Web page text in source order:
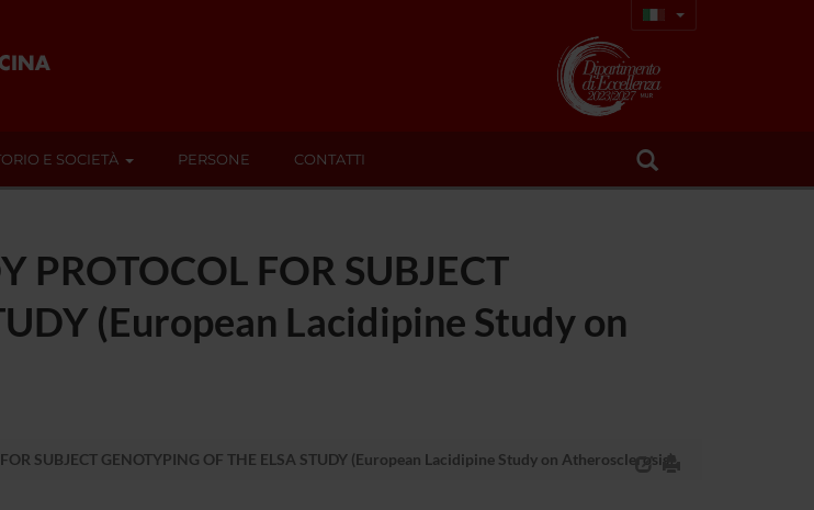
E SOCIETÀ PERSONE CONTATTI
PROTOCOL FOR SUBJECT
(European Lacidipine Study on
SUBJECT GENOTYPING OF THE ELSA STUDY (European Lacidipine Study on Atherosclerosis)